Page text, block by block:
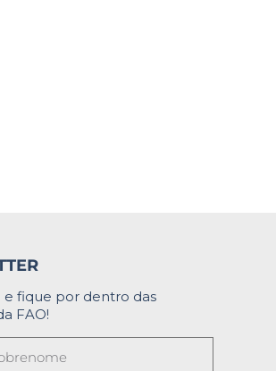
e fique por dentro das
FAO!